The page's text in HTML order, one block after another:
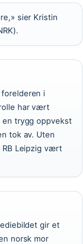
sier Kristin
i
har vært
en trygg oppvekst
tok av. Uten
Leipzig vært
gir et
norsk mor